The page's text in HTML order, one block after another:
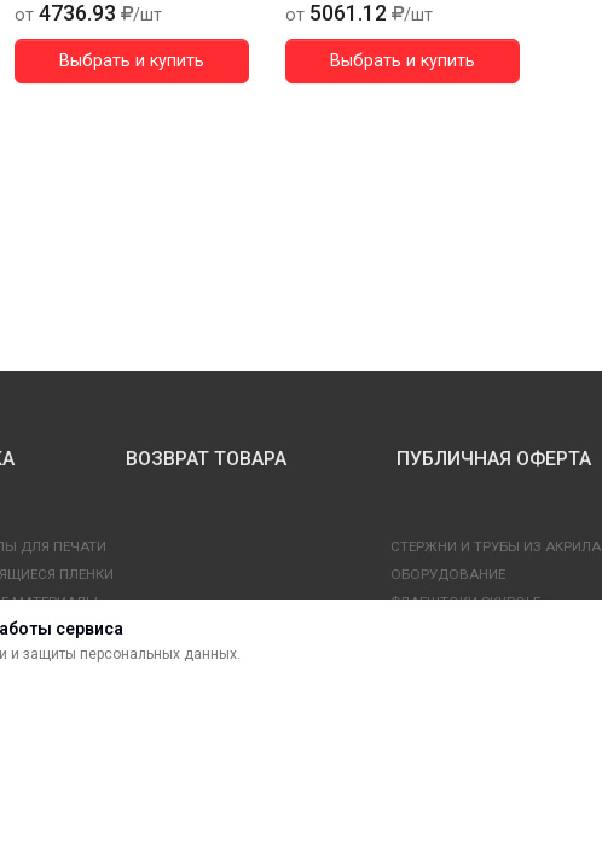
сервиса
и защиты персональных данных.
от 4736.93 /шт
Выбрать и купить
от 5061.12 /шт
Выбрать и купить
ВОЗВРАТ ТОВАРА ПУБЛИЧНАЯ ОФЕРТА
ДЛЯ ПЕЧАТИ
ПЛЕНКИ
МАТЕРИАЛЫ
СТЕРЖНИ И ТРУБЫ ИЗ АКРИЛА
ОБОРУДОВАНИЕ
ФЛАГШТОКИ SKYPOLE